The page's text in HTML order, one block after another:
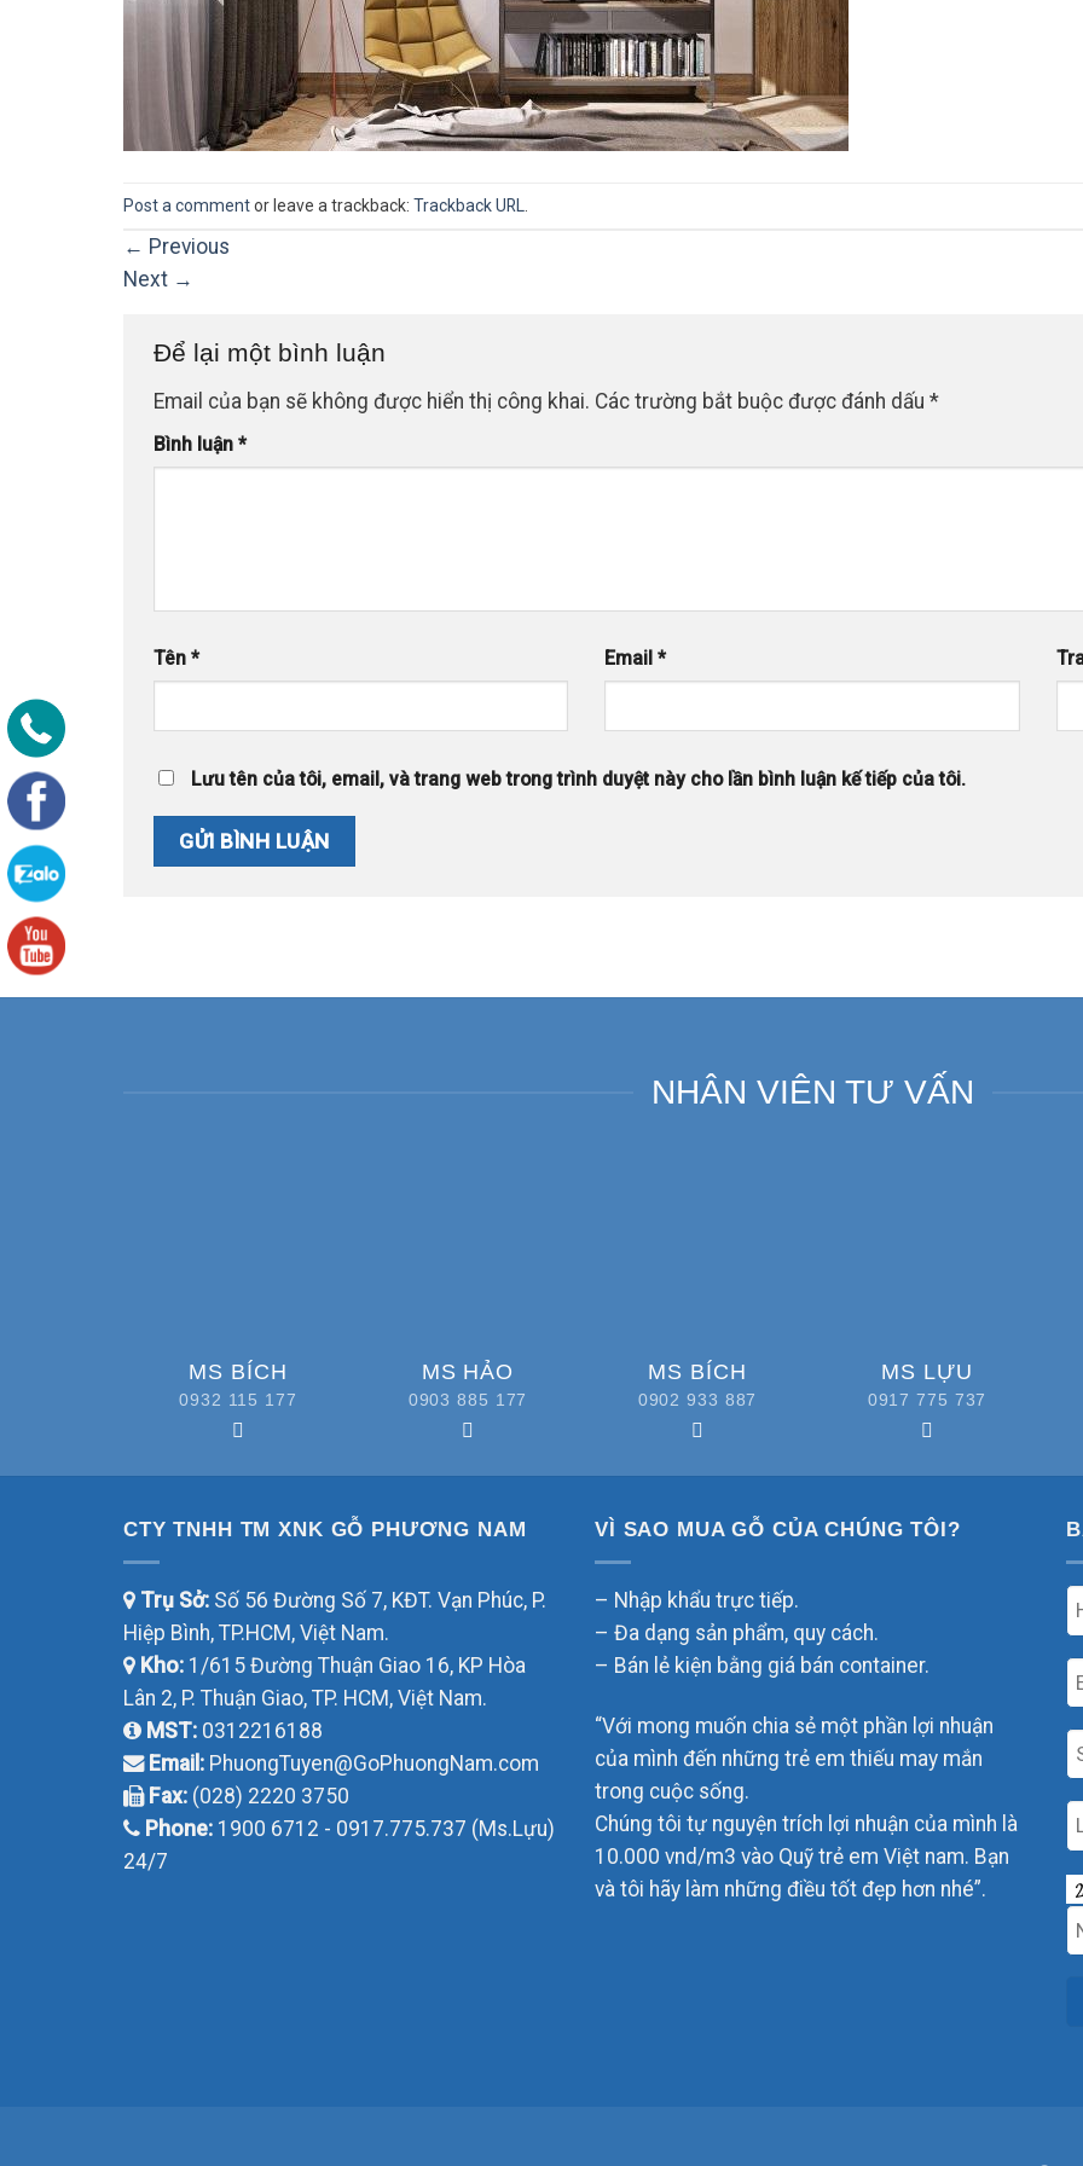
Post a commentor leave a trackback: Trackback URL
← Previous
Next →
Để lại một bình luận
Email của bạn sẽ không được hiển thị công khai. Các trường bắt buộc được đánh dấu *
Bình luận *
Tên * Email*
Lưu tên của tôi, email, và trang web trong trình duyệt này cho lần bình luận kế tiếp của tôi.
NHÂN VIÊN TƯ VẤN
MS BÍCH
0932 115 177
MS HẢO
0903 885 177
MS BÍCH
0902 933 887
MS LỰU
0917 775 737
CTY TNHH TM XNK GỖ PHƯƠNG NAM
Trụ Sở: Số 56 Đường Số 7, KĐT. Vạn Phúc, P.
Hiệp Bình, TP.HCM, Việt Nam.
Kho: 1/615 Đường Thuận Giao 16, KP Hòa
Lân 2, P. Thuận Giao, TP. HCM, Việt Nam.
MST: 0312216188
Email: PhuongTuyen@GoPhuongNam.com
Fax: (028) 2220 3750
Phone: 1900 6712 - 0917.775.737 (Ms.Lựu)
24/7
VÌ SAO MUA GỖ CỦA CHÚNG TÔI?
– Nhập khẩu trực tiếp.
– Đa dạng sản phẩm, quy cách.
– Bán lẻ kiện bằng giá bán container.
“Với mong muốn chia sẻ một phần lợi nhuận
của mình đến những trẻ em thiếu may mắn
trong cuộc sống.
Chúng tôi tự nguyện trích lợi nhuận của mình là
10.000 vnd/m3 vào Quỹ trẻ em Việt nam. Bạn
và tôi hãy làm những điều tốt đẹp hơn nhé”.